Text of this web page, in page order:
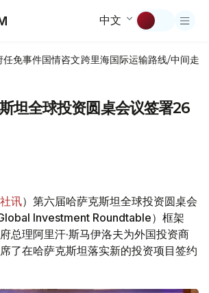
中文
任免事件国情咨文跨里海国际运输路线/中间走廊
坦全球投资圆桌会议签署26
讯）第六届哈萨克斯坦全球投资圆桌会
Investment Roundtable）框架
总理阿里汗·斯马伊洛夫为外国投资商
了在哈萨克斯坦落实新的投资项目签约